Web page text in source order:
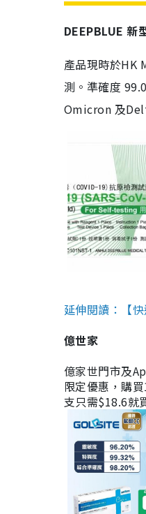
DEEPBLUE 新
產品現時於HK
測。準確度
Omicron 及
延伸閱讀：【
億世家
億家世門市及
限定優惠，購
支只需$18.6就